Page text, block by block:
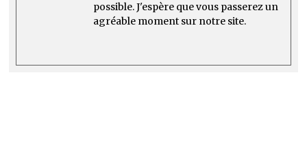
possible. J'espère que vous passerez un
agréable moment sur notre site.